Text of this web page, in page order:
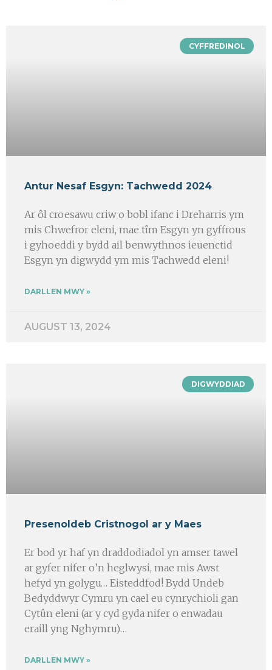
CYFFREDINOL
Antur Nesaf Esgyn: Tachwedd 2024
Ar ôl croesawu criw o bobl ifanc i Dreharris ym
mis Chwefror eleni, mae tîm Esgyn yn gyffrous
i gyhoeddi y bydd ail benwythnos ieuenctid
Esgyn yn digwydd ym mis Tachwedd eleni!
DARLLEN MWY »
AUGUST 13, 2024
DIGWYDDIAD
Presenoldeb Cristnogol ar y Maes
Er bod yr haf yn draddodiadol yn amser tawel
ar gyfer nifer o’n heglwysi, mae mis Awst
hefyd yn golygu… Eisteddfod! Bydd Undeb
Bedyddwyr Cymru yn cael eu cynrychioli gan
Cytûn eleni (ar y cyd gyda nifer o enwadau
eraill yng Nghymru)…
DARLLEN MWY »